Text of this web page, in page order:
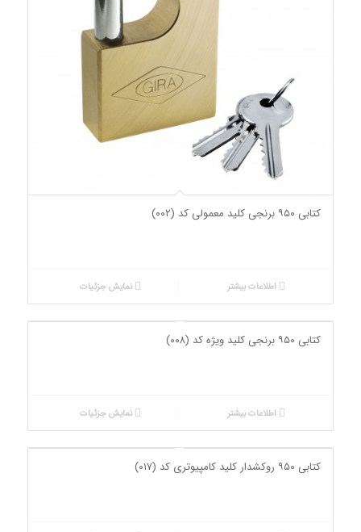
کتابی ۹۵۰ برنجی کلید معمولی کد (۰۰۲)
اطلاعات بیشتر نمایش جزئیات
کتابی ۹۵۰ برنجی کلید ویژه کد (۰۰۸)
اطلاعات بیشتر نمایش جزئیات
کتابی ۹۵۰ روکشدار کلید کامپیوتری کد (۰۱۷)